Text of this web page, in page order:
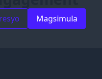
Magsimula